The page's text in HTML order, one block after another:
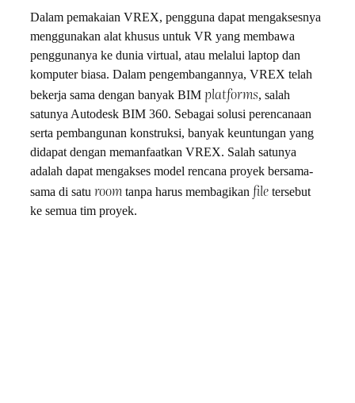
Dalam pemakaian VREX, pengguna dapat mengaksesnya
menggunakan alat khusus untuk VR yang membawa
penggunanya ke dunia virtual, atau melalui laptop dan
komputer biasa. Dalam pengembangannya, VREX telah
bekerja sama dengan banyak BIM platforms, salah
satunya Autodesk BIM 360. Sebagai solusi perencanaan
serta pembangunan konstruksi, banyak keuntungan yang
didapat dengan memanfaatkan VREX. Salah satunya
adalah dapat mengakses model rencana proyek bersama-
sama di satu room tanpa harus membagikan file tersebut
ke semua tim proyek.